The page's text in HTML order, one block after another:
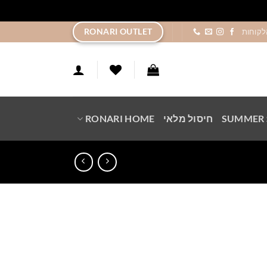
RONARI OUTLET
SUMMER חיסול מלאי RONARI HOME